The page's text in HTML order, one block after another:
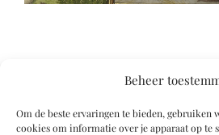
Beheer
Om de beste ervaringen te bieden, gebruiken
cookies om informatie over je apparaat op te
© 2019 Roel Wiechers |